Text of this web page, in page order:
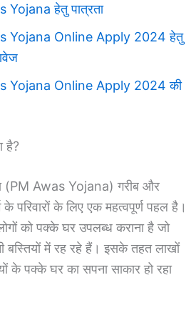
Yojana हेतु पात्रता
Yojana Online Apply 2024 हेतु
Yojana Online Apply 2024 की
है?
(PM Awas Yojana) गरीब और
परिवारों के लिए एक महत्वपूर्ण पहल है।
को पक्के घर उपलब्ध कराना है जो
बस्तियों में रह रहे हैं। इसके तहत लाखों
के पक्के घर का सपना साकार हो रहा